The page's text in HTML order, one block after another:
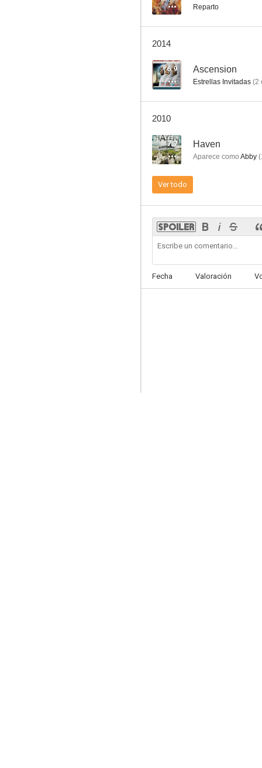
Reparto
2014
6.9 Ascension
Estrellas Invitadas (2
2010
7.7 Haven
Aparece como Abby (
Ver todo
Fecha Valoración